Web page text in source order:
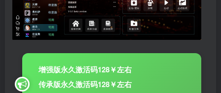
增强版永久激活码128￥左右
传承版永久激活码128￥左右